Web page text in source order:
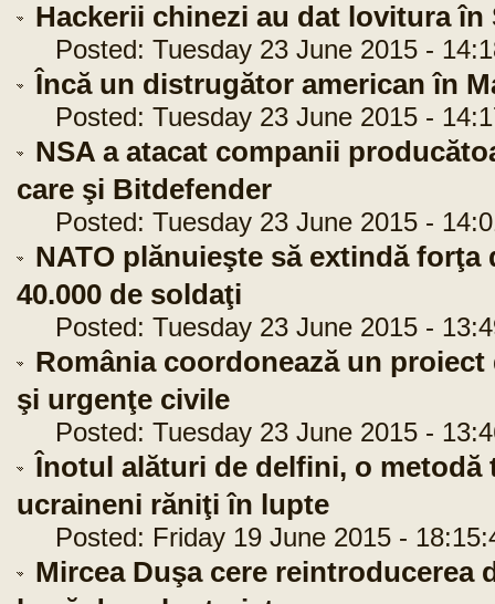
Hackerii chinezi au dat lovitura în
Posted: Tuesday 23 June 2015 -
Încă un distrugător american în
Posted: Tuesday 23 June 2015 -
NSA a atacat companii
care şi Bitdefender
Posted: Tuesday 23 June 2015 -
NATO plănuieşte să extindă
40.000 de soldaţi
Posted: Tuesday 23 June 2015 -
România coordonează un
şi urgenţe civile
Posted: Tuesday 23 June 2015 -
Înotul alături de delfini, o
ucraineni răniţi în lupte
Posted: Friday 19 June 2015 -
Mircea Duşa cere reintroducerea